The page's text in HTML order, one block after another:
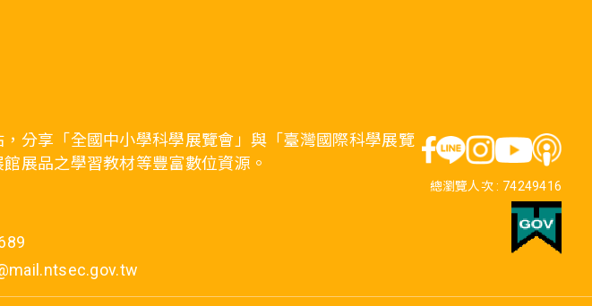
分享「全國中小學科學展覽會」與「臺灣國際科學展覽
展品之學習教材等豐富數位資源。
總瀏覽人次 : 74249416